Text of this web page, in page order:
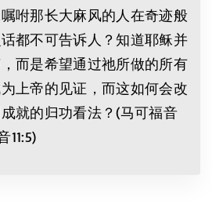
咐那长大麻风的人在奇迹般
都不可告诉人？知道耶稣并
而是希望通过祂所做的所有
上帝的见证，而这如何会改
就的归功看法？(马可福音
11:5)